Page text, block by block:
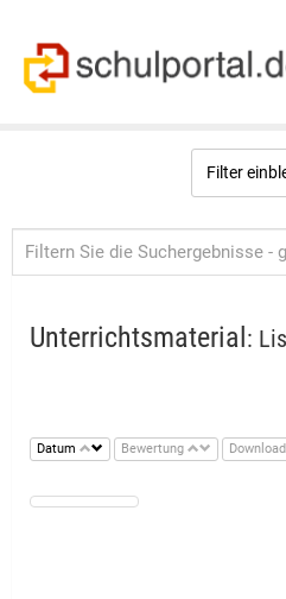
Filter
Unterrichtsmaterial :
Datum Bewertung